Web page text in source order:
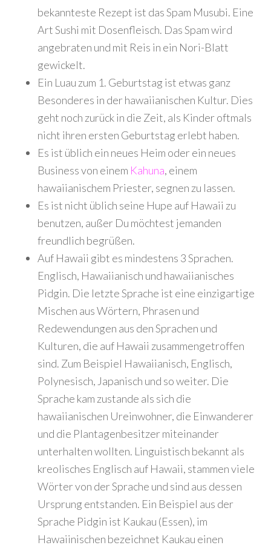
bekannteste Rezept ist das Spam Musubi. Eine
Art Sushi mit Dosenfleisch. Das Spam wird
angebraten und mit Reis in ein Nori-Blatt
gewickelt.
Ein Luau zum 1. Geburtstag ist etwas ganz
Besonderes in der hawaiianischen Kultur. Dies
geht noch zurück in die Zeit, als Kinder oftmals
nicht ihren ersten Geburtstag erlebt haben.
Es ist üblich ein neues Heim oder ein neues
Business von einem Kahuna, einem
hawaiianischem Priester, segnen zu lassen.
Es ist nicht üblich seine Hupe auf Hawaii zu
benutzen, außer Du möchtest jemanden
freundlich begrüßen.
Auf Hawaii gibt es mindestens 3 Sprachen.
Englisch, Hawaiianisch und hawaiianisches
Pidgin. Die letzte Sprache ist eine einzigartige
Mischen aus Wörtern, Phrasen und
Redewendungen aus den Sprachen und
Kulturen, die auf Hawaii zusammengetroffen
sind. Zum Beispiel Hawaiianisch, Englisch,
Polynesisch, Japanisch und so weiter. Die
Sprache kam zustande als sich die
hawaiianischen Ureinwohner, die Einwanderer
und die Plantagenbesitzer miteinander
unterhalten wollten. Linguistisch bekannt als
kreolisches Englisch auf Hawaii, stammen viele
Wörter von der Sprache und sind aus dessen
Ursprung entstanden. Ein Beispiel aus der
Sprache Pidgin ist Kaukau (Essen), im
Hawaiinischen bezeichnet Kaukau einen